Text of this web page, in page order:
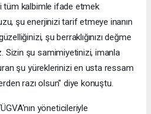
tüm kalbimle ifade etmek
şu enerjinizi tarif etmeye inanın
şu berraklığınızı değme
Sizin şu samimiyetinizi, imanla
şu yüreklerinizi en usta ressam
razı olsun" diye konuştu.
yöneticileriyle